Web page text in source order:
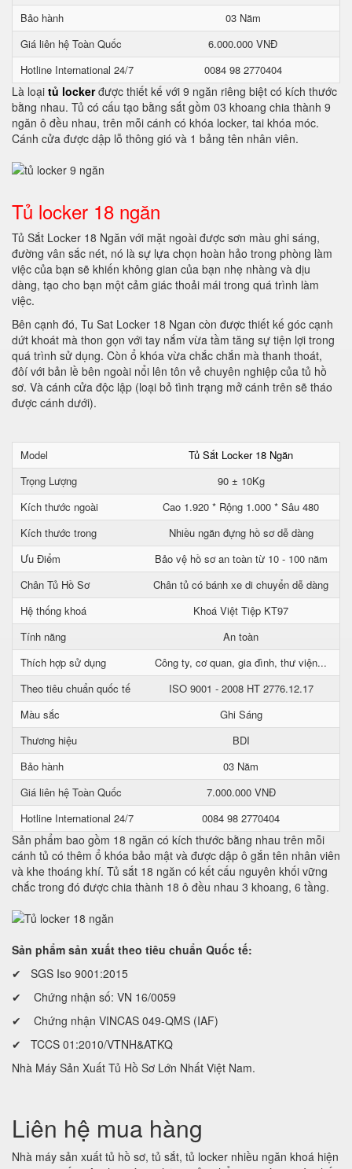
Bảo hành
03 Năm
Giá liên hệ Toàn Quốc
6.000.000 VNĐ
Hotline International 24/7
0084 98 2770404
Là loại tủ lockerđược thiết kế với 9 ngăn riêng biệt có kích thước
bằng nhau. Tủ có cấu tạo bằng sắt gồm 03 khoang chia thành 9
ngăn ô đều nhau, trên mỗi cánh có khóa locker, tai khóa móc.
Cánh cửa được dập lỗ thông gió và 1 bảng tên nhân viên.
Tủ locker 18 ngăn
Tủ Sắt Locker 18 Ngăn với mặt ngoài được sơn màu ghi sáng,
đường vân sắc nét, nó là sự lựa chọn hoàn hảo trong phòng làm
việc của bạn sẽ khiến không gian của bạn nhẹ nhàng và dịu
dàng, tạo cho bạn một cảm giác thoải mái trong quá trình làm
việc.
Bên cạnh đó, Tu Sat Locker 18 Ngan còn được thiết kế góc cạnh
dứt khoát mà thon gọn với tay nắm vừa tầm tăng sự tiện lợi trong
quá trình sử dụng. Còn ổ khóa vừa chắc chắn mà thanh thoát,
đôí với bản lề bên ngoài nổi lên tôn vẻ chuyên nghiệp của tủ hồ
sơ. Và cánh cửa độc lập (loại bỏ tình trạng mở cánh trên sẽ tháo
được cánh dưới).
Model
Tủ Sắt Locker 18 Ngăn
Trọng Lượng
90 ± 10Kg
Kích thước ngoài
Cao 1.920 * Rộng 1.000 * Sâu 480
Kích thước trong
Nhiều ngăn đựng hồ sơ dễ dàng
Ưu Điểm
Bảo vệ hồ sơ an toàn từ 10 - 100 năm
Chân Tủ Hồ Sơ
Chân tủ có bánh xe di chuyển dễ dàng
Hệ thống khoá
Khoá Việt Tiệp KT97
Tính năng
An toàn
Thích hợp sử dụng
Công ty, cơ quan, gia đình, thư viện...
Theo tiêu chuẩn quốc tế
ISO 9001 - 2008 HT 2776.12.17
Màu sắc
Ghi Sáng
Thương hiệu
BDI
Bảo hành
03 Năm
Giá liên hệ Toàn Quốc
7.000.000 VNĐ
Hotline International 24/7
0084 98 2770404
Sản phẩm bao gồm 18 ngăn có kích thước bằng nhau trên mỗi
cánh tủ có thêm ổ khóa bảo mật và được dập ô gắn tên nhân viên
và khe thoáng khí. Tủ sắt 18 ngăn có kết cấu nguyên khối vững
chắc trong đó được chia thành 18 ô đều nhau 3 khoang, 6 tầng.
Sản phẩm sản xuất theo tiêu chuẩn Quốc tế:
✔ SGS Iso 9001:2015
✔ Chứng nhận số: VN 16/0059
✔ Chứng nhận VINCAS 049-QMS (IAF)
✔ TCCS 01:2010/VTNH&ATKQ
Nhà Máy Sản Xuất Tủ Hồ Sơ Lớn Nhất Việt Nam.
Liên hệ mua hàng
Nhà máy sản xuất tủ hồ sơ, tủ sắt, tủ locker nhiều ngăn khoá hiện